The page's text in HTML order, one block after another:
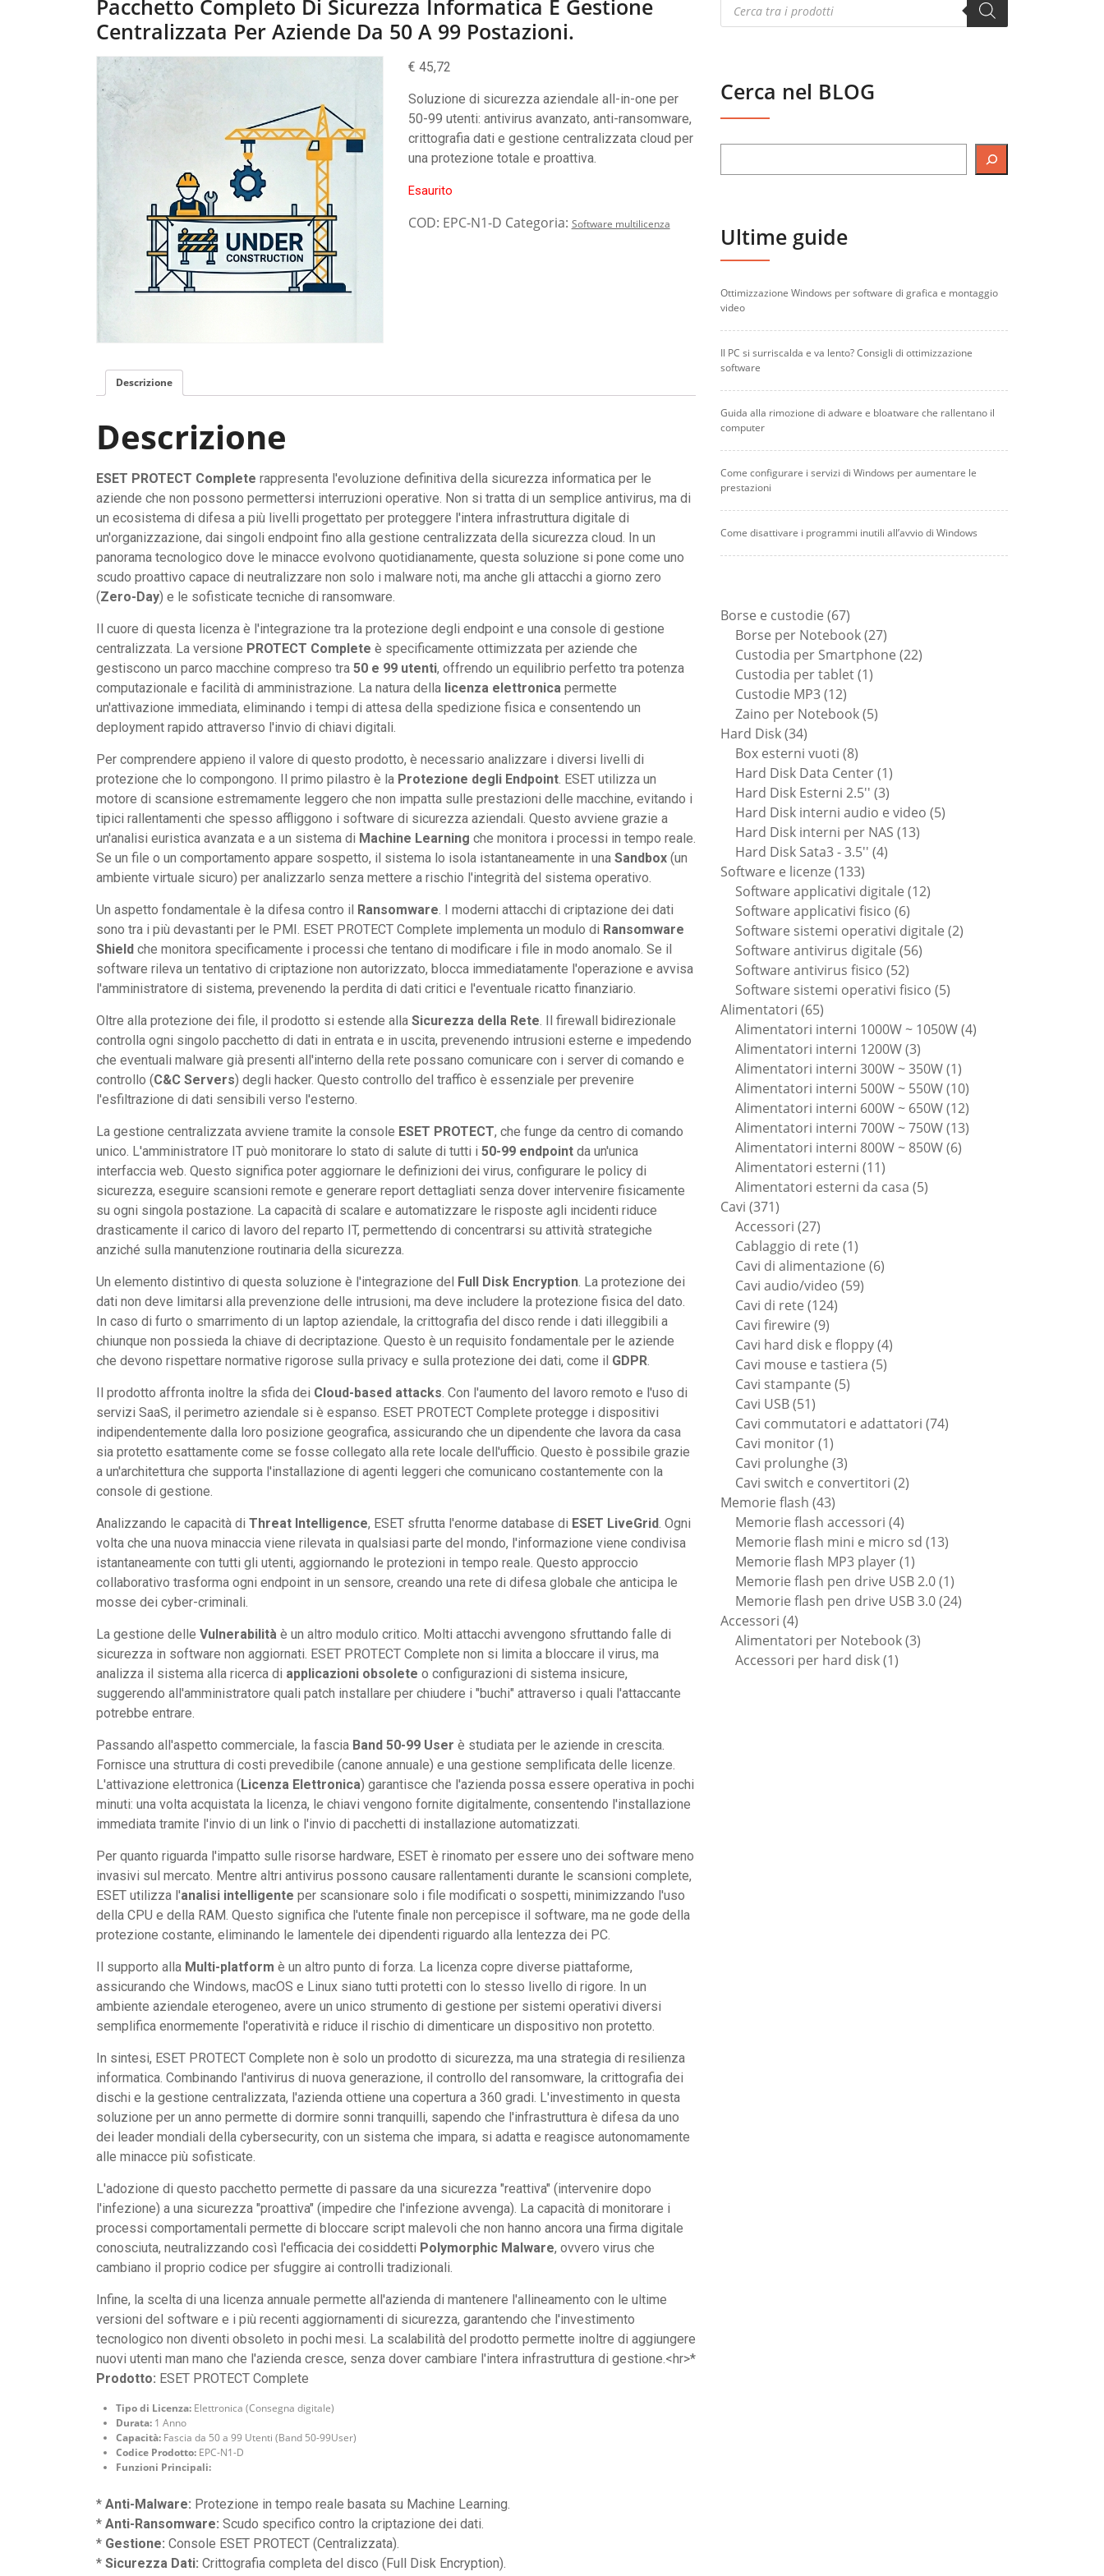
Pacchetto Completo Di Sicurezza Informatica E Gestione
Centralizzata Per Aziende Da 50 A 99 Postazioni.
€ 45,72
Soluzione di sicurezza aziendale all-in-one per
50-99 utenti: antivirus avanzato, anti-ransomware,
crittografia dati e gestione centralizzata cloud per
una protezione totale e proattiva.
Esaurito
COD: EPC-N1-D Categoria: Software multilicenza
Descrizione
Descrizione
ESET PROTECT Complete rappresenta l'evoluzione definitiva della sicurezza informatica per le
aziende che non possono permettersi interruzioni operative. Non si tratta di un semplice antivirus, ma di
un ecosistema di difesa a più livelli progettato per proteggere l'intera infrastruttura digitale di
un'organizzazione, dai singoli endpoint fino alla gestione centralizzata della sicurezza cloud. In un
panorama tecnologico dove le minacce evolvono quotidianamente, questa soluzione si pone come uno
scudo proattivo capace di neutralizzare non solo i malware noti, ma anche gli attacchi a giorno zero
(Zero-Day) e le sofisticate tecniche di ransomware.
Il cuore di questa licenza è l'integrazione tra la protezione degli endpoint e una console di gestione
centralizzata. La versione PROTECT Complete è specificamente ottimizzata per aziende che
gestiscono un parco macchine compreso tra 50 e 99 utenti, offrendo un equilibrio perfetto tra potenza
computazionale e facilità di amministrazione. La natura della licenza elettronica permette
un'attivazione immediata, eliminando i tempi di attesa della spedizione fisica e consentendo un
deployment rapido attraverso l'invio di chiavi digitali.
Per comprendere appieno il valore di questo prodotto, è necessario analizzare i diversi livelli di
protezione che lo compongono. Il primo pilastro è la Protezione degli Endpoint. ESET utilizza un
motore di scansione estremamente leggero che non impatta sulle prestazioni delle macchine, evitando i
tipici rallentamenti che spesso affliggono i software di sicurezza aziendali. Questo avviene grazie a
un'analisi euristica avanzata e a un sistema di Machine Learning che monitora i processi in tempo reale.
Se un file o un comportamento appare sospetto, il sistema lo isola istantaneamente in una Sandbox (un
ambiente virtuale sicuro) per analizzarlo senza mettere a rischio l'integrità del sistema operativo.
Un aspetto fondamentale è la difesa contro il Ransomware. I moderni attacchi di criptazione dei dati
sono tra i più devastanti per le PMI. ESET PROTECT Complete implementa un modulo di Ransomware
Shield che monitora specificamente i processi che tentano di modificare i file in modo anomalo. Se il
software rileva un tentativo di criptazione non autorizzato, blocca immediatamente l'operazione e avvisa
l'amministratore di sistema, prevenendo la perdita di dati critici e l'eventuale ricatto finanziario.
Oltre alla protezione dei file, il prodotto si estende alla Sicurezza della Rete. Il firewall bidirezionale
controlla ogni singolo pacchetto di dati in entrata e in uscita, prevenendo intrusioni esterne e impedendo
che eventuali malware già presenti all'interno della rete possano comunicare con i server di comando e
controllo (C&C Servers) degli hacker. Questo controllo del traffico è essenziale per prevenire
l'esfiltrazione di dati sensibili verso l'esterno.
La gestione centralizzata avviene tramite la console ESET PROTECT, che funge da centro di comando
unico. L'amministratore IT può monitorare lo stato di salute di tutti i 50-99 endpoint da un'unica
interfaccia web. Questo significa poter aggiornare le definizioni dei virus, configurare le policy di
sicurezza, eseguire scansioni remote e generare report dettagliati senza dover intervenire fisicamente
su ogni singola postazione. La capacità di scalare e automatizzare le risposte agli incidenti riduce
drasticamente il carico di lavoro del reparto IT, permettendo di concentrarsi su attività strategiche
anziché sulla manutenzione routinaria della sicurezza.
Un elemento distintivo di questa soluzione è l'integrazione del Full Disk Encryption. La protezione dei
dati non deve limitarsi alla prevenzione delle intrusioni, ma deve includere la protezione fisica del dato.
In caso di furto o smarrimento di un laptop aziendale, la crittografia del disco rende i dati illeggibili a
chiunque non possieda la chiave di decriptazione. Questo è un requisito fondamentale per le aziende
che devono rispettare normative rigorose sulla privacy e sulla protezione dei dati, come il GDPR.
Il prodotto affronta inoltre la sfida dei Cloud-based attacks. Con l'aumento del lavoro remoto e l'uso di
servizi SaaS, il perimetro aziendale si è espanso. ESET PROTECT Complete protegge i dispositivi
indipendentemente dalla loro posizione geografica, assicurando che un dipendente che lavora da casa
sia protetto esattamente come se fosse collegato alla rete locale dell'ufficio. Questo è possibile grazie
a un'architettura che supporta l'installazione di agenti leggeri che comunicano costantemente con la
console di gestione.
Analizzando le capacità di Threat Intelligence, ESET sfrutta l'enorme database di ESET LiveGrid. Ogni
volta che una nuova minaccia viene rilevata in qualsiasi parte del mondo, l'informazione viene condivisa
istantaneamente con tutti gli utenti, aggiornando le protezioni in tempo reale. Questo approccio
collaborativo trasforma ogni endpoint in un sensore, creando una rete di difesa globale che anticipa le
mosse dei cyber-criminali.
La gestione delle Vulnerabilità è un altro modulo critico. Molti attacchi avvengono sfruttando falle di
sicurezza in software non aggiornati. ESET PROTECT Complete non si limita a bloccare il virus, ma
analizza il sistema alla ricerca di applicazioni obsolete o configurazioni di sistema insicure,
suggerendo all'amministratore quali patch installare per chiudere i "buchi" attraverso i quali l'attaccante
potrebbe entrare.
Passando all'aspetto commerciale, la fascia Band 50-99 User è studiata per le aziende in crescita.
Fornisce una struttura di costi prevedibile (canone annuale) e una gestione semplificata delle licenze.
L'attivazione elettronica ( Licenza Elettronica) garantisce che l'azienda possa essere operativa in pochi
minuti: una volta acquistata la licenza, le chiavi vengono fornite digitalmente, consentendo l'installazione
immediata tramite l'invio di un link o l'invio di pacchetti di installazione automatizzati.
Per quanto riguarda l'impatto sulle risorse hardware, ESET è rinomato per essere uno dei software meno
invasivi sul mercato. Mentre altri antivirus possono causare rallentamenti durante le scansioni complete,
ESET utilizza l'analisi intelligente per scansionare solo i file modificati o sospetti, minimizzando l'uso
della CPU e della RAM. Questo significa che l'utente finale non percepisce il software, ma ne gode della
protezione costante, eliminando le lamentele dei dipendenti riguardo alla lentezza dei PC.
Il supporto alla Multi-platform è un altro punto di forza. La licenza copre diverse piattaforme,
assicurando che Windows, macOS e Linux siano tutti protetti con lo stesso livello di rigore. In un
ambiente aziendale eterogeneo, avere un unico strumento di gestione per sistemi operativi diversi
semplifica enormemente l'operatività e riduce il rischio di dimenticare un dispositivo non protetto.
In sintesi, ESET PROTECT Complete non è solo un prodotto di sicurezza, ma una strategia di resilienza
informatica. Combinando l'antivirus di nuova generazione, il controllo del ransomware, la crittografia dei
dischi e la gestione centralizzata, l'azienda ottiene una copertura a 360 gradi. L'investimento in questa
soluzione per un anno permette di dormire sonni tranquilli, sapendo che l'infrastruttura è difesa da uno
dei leader mondiali della cybersecurity, con un sistema che impara, si adatta e reagisce autonomamente
alle minacce più sofisticate.
L'adozione di questo pacchetto permette di passare da una sicurezza "reattiva" (intervenire dopo
l'infezione) a una sicurezza "proattiva" (impedire che l'infezione avvenga). La capacità di monitorare i
processi comportamentali permette di bloccare script malevoli che non hanno ancora una firma digitale
conosciuta, neutralizzando così l'efficacia dei cosiddetti Polymorphic Malware, ovvero virus che
cambiano il proprio codice per sfuggire ai controlli tradizionali.
Infine, la scelta di una licenza annuale permette all'azienda di mantenere l'allineamento con le ultime
versioni del software e i più recenti aggiornamenti di sicurezza, garantendo che l'investimento
tecnologico non diventi obsoleto in pochi mesi. La scalabilità del prodotto permette inoltre di aggiungere
nuovi utenti man mano che l'azienda cresce, senza dover cambiare l'intera infrastruttura di gestione.<hr>*
Prodotto: ESET PROTECT Complete
Tipo di Licenza: Elettronica (Consegna digitale)
Durata: 1 Anno
Capacità: Fascia da 50 a 99 Utenti (Band 50-99User)
Codice Prodotto: EPC-N1-D
Funzioni Principali:
* Anti-Malware: Protezione in tempo reale basata su Machine Learning.
* Anti-Ransomware: Scudo specifico contro la criptazione dei dati.
* Gestione: Console ESET PROTECT (Centralizzata).
* Sicurezza Dati: Crittografia completa del disco (Full Disk Encryption).
search
Cerca nel BLOG
Ultime guide
Ottimizzazione Windows per software di grafica e montaggio
video
Il PC si surriscalda e va lento? Consigli di ottimizzazione
software
Guida alla rimozione di adware e bloatware che rallentano il
computer
Come configurare i servizi di Windows per aumentare le
prestazioni
Come disattivare i programmi inutili all’avvio di Windows
Borse e custodie 6767
prodotti
Borse per Notebook 2727
prodotti
Custodia per Smartphone 2222
Custodia per tablet 11
Custodie MP3 1212
prodotti
Zaino per Notebook 55
Hard Disk 3434
prodotti
Box esterni vuoti 88
prodotti
Hard Disk Data Center 11
prodotto
Hard Disk Esterni 2.5'' 33
prodotti
Hard Disk interni audio e video 55
Hard Disk interni per NAS 1313
Hard Disk Sata3 - 3.5'' 44
Software e licenze 133133
prodotti
Software applicativi digitale 1212
Software applicativi fisico 66
prodotti
Software sistemi operativi digitale 22
Software antivirus digitale 5656
Software antivirus fisico 5252
prodotti
Software sistemi operativi fisico 55
Alimentatori 6565
prodotti
Alimentatori interni 1000W ~ 1050W 44
Alimentatori interni 1200W 33
prodotti
Alimentatori interni 300W ~ 350W 11
prodotto
Alimentatori interni 500W ~ 550W 1010
prodotti
Alimentatori interni 600W ~ 650W 1212
prodotti
Alimentatori interni 700W ~ 750W 1313
Alimentatori interni 800W ~ 850W 66
Alimentatori esterni 1111
prodotti
Alimentatori esterni da casa 55
Cavi 371371
prodotti
Accessori 2727
prodotti
Cablaggio di rete 11
prodotto
Cavi di alimentazione 66
Cavi audio/video 5959
Cavi di rete 124124
Cavi firewire 99
prodotti
Cavi hard disk e floppy 44
Cavi mouse e tastiera 55
Cavi stampante 55
Cavi USB 5151
prodotti
Cavi commutatori e adattatori 7474
Cavi monitor 11
prodotto
Cavi prolunghe 33
prodotti
Cavi switch e convertitori 22
Memorie flash 4343
prodotti
Memorie flash accessori 44
prodotti
Memorie flash mini e micro sd 1313
Memorie flash MP3 player 11
prodotto
Memorie flash pen drive USB 2.0 11
prodotto
Memorie flash pen drive USB 3.0 2424
Accessori 44
prodotti
Alimentatori per Notebook 33
Accessori per hard disk 11